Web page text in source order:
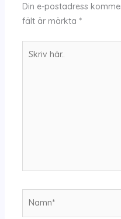
Din e-postadress
fält är märkta *